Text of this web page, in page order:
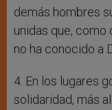
demás hombres
unidas que, como
no ha conocido a
4. En los lugares
solidaridad, más